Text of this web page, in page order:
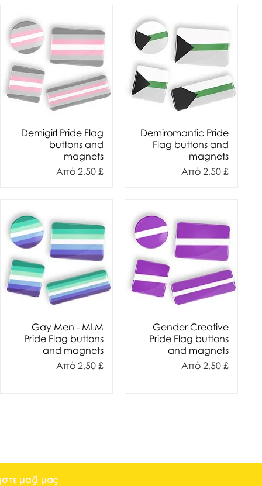
Demigirl Pride Flag
buttons and
magnets
Από2,50 £
Τιμή Έκπτωσης
Demiromantic Pride
Flag buttons and
magnets
Από 2,50 £
Τιμή Έκπτωσης
Gay Men - MLM
Pride Flag buttons
and magnets
Από2,50 £
Τιμή Έκπτωσης
Gender Creative
Pride Flag buttons
and magnets
Από 2,50 £
Τιμή Έκπτωσης
μαζί μας